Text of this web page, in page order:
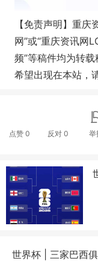
【免责声明】重
网”或“重庆资讯网
频”等稿件均为转
希望出现在本站，
点赞 0 反对 0 举
世界杯 | 三家巴西